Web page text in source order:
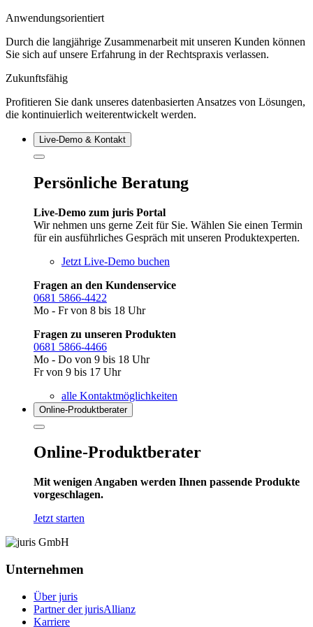
Anwendungsorientiert
Durch die langjährige Zusammenarbeit mit unseren Kunden können
Sie sich auf unsere Erfahrung in der Rechtspraxis verlassen.
Zukunftsfähig
Profitieren Sie dank unseres datenbasierten Ansatzes von Lösungen,
die kontinuierlich weiterentwickelt werden.
Live‑Demo & Kontakt
Persönliche Beratung
Live-Demo zum juris Portal
Wir nehmen uns gerne Zeit für Sie. Wählen Sie einen Termin
für ein ausführliches Gespräch mit unseren Produktexperten.
Jetzt Live-Demo buchen
Fragen an den Kundenservice
0681 5866-4422
Mo - Fr von 8 bis 18 Uhr
Fragen zu unseren Produkten
0681 5866-4466
Mo - Do von 9 bis 18 Uhr
Fr von 9 bis 17 Uhr
alle Kontaktmöglichkeiten
Online-Produkt­berater
Online-Produktberater
Mit wenigen Angaben werden Ihnen passende Produkte
vorgeschlagen.
Jetzt starten
Unternehmen
Über juris
Partner der jurisAllianz
Karriere